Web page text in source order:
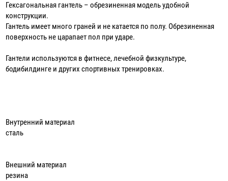
Гексагональная гантель – обрезиненная модель удобной
конструкции.
Гантель имеет много граней и не катается по полу. Обрезиненная
поверхность не царапает пол при ударе.
Гантели используются в фитнесе, лечебной физкультуре,
бодибилдинге и других спортивных тренировках.
Внутренний материал
сталь
Внешний материал
резина